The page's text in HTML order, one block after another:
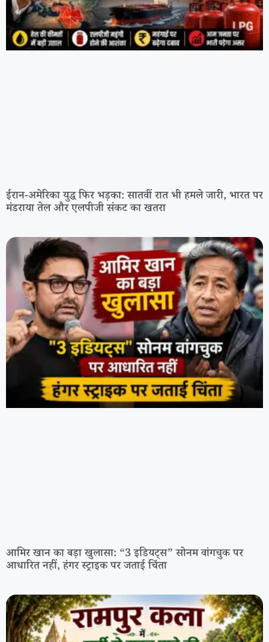
ईरान-अमेरिका युद्ध फिर भड़का: सातवीं रात भी हमले जारी, भारत पर
मंडराया तेल और एलपीजी संकट का खतरा
आमिर खान का बड़ा खुलासा: “3 इडियट्स” सोनम वांगचुक पर
आधारित नहीं, हंगर स्ट्राइक पर जताई चिंता